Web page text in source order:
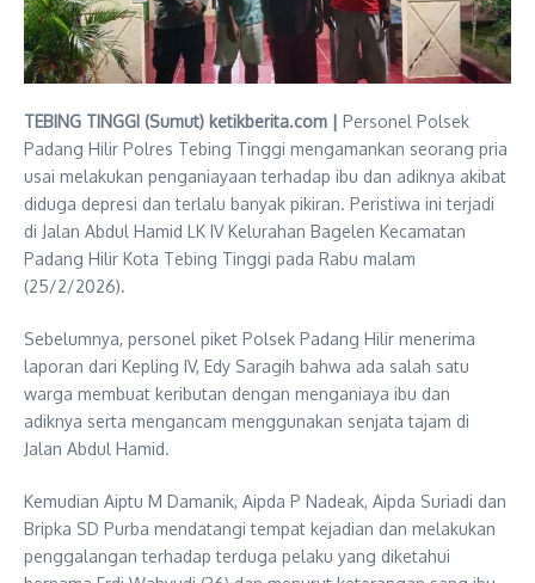
TEBING TINGGI (Sumut) ketikberita.com | Personel Polsek
Padang Hilir Polres Tebing Tinggi mengamankan seorang pria
usai melakukan penganiayaan terhadap ibu dan adiknya akibat
diduga depresi dan terlalu banyak pikiran. Peristiwa ini terjadi
di Jalan Abdul Hamid LK IV Kelurahan Bagelen Kecamatan
Padang Hilir Kota Tebing Tinggi pada Rabu malam
(25/2/2026).
Sebelumnya, personel piket Polsek Padang Hilir menerima
laporan dari Kepling IV, Edy Saragih bahwa ada salah satu
warga membuat keributan dengan menganiaya ibu dan
adiknya serta mengancam menggunakan senjata tajam di
Jalan Abdul Hamid.
Kemudian Aiptu M Damanik, Aipda P Nadeak, Aipda Suriadi dan
Bripka SD Purba mendatangi tempat kejadian dan melakukan
penggalangan terhadap terduga pelaku yang diketahui